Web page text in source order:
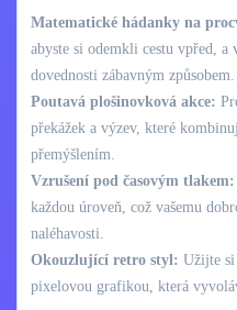
Matematické hádanky na
abyste si odemkli cestu vpřed, a
dovednosti zábavným způsobem.
Poutavá plošinovková akce:
překážek a výzev, které
přemýšlením.
Vzrušení pod časovým tlakem:
každou úroveň, což vašemu
naléhavosti.
Okouzlující retro styl: Užijte si
pixelovou grafikou, která